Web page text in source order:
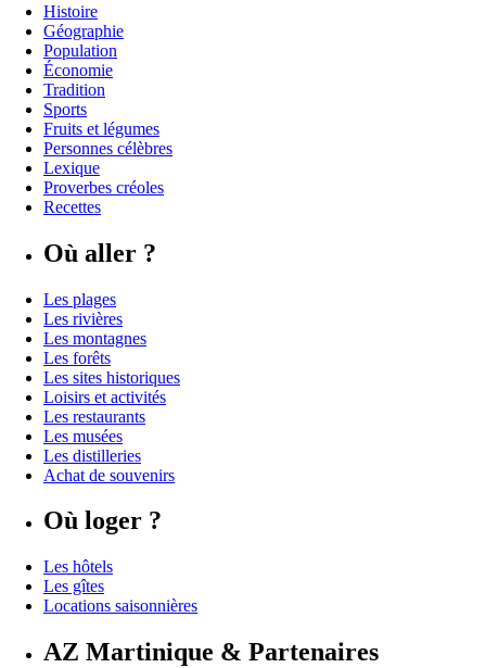
Histoire
Géographie
Population
Économie
Tradition
Sports
Fruits et légumes
Personnes célèbres
Lexique
Proverbes créoles
Recettes
Où aller ?
Les plages
Les rivières
Les montagnes
Les forêts
Les sites historiques
Loisirs et activités
Les restaurants
Les musées
Les distilleries
Achat de souvenirs
Où loger ?
Les hôtels
Les gîtes
Locations saisonnières
AZ Martinique & Partenaires